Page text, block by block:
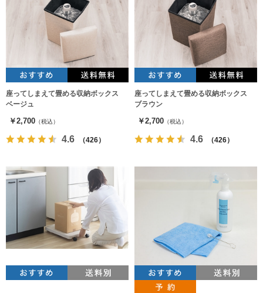
座ってしまえて畳める収納ボックス
ベージュ
￥2,700 （税込）
4.6 （426）
座ってしまえて畳める収納ボックス
ブラウン
￥2,700 （税込）
4.6 （426）